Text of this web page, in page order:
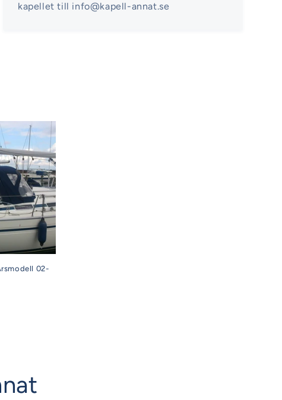
kapellet till info@kapell-annat.se
02-